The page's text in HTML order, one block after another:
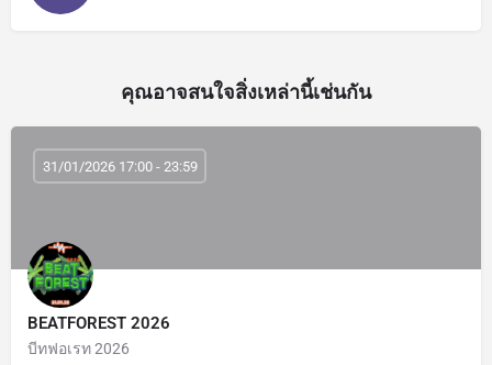
คุณอาจสนใจสิ่งเหล่านี้เช่นกัน
BEATFOREST 2026
บีทฟอเรท 2026
31/01/2026 17:00 - 23:59